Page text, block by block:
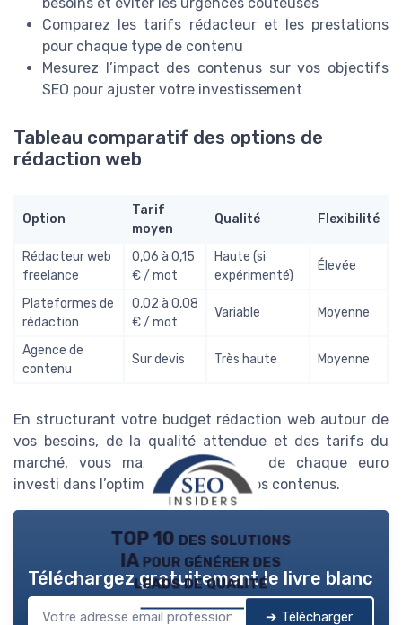
Comparez les tarifs rédacteur et les prestations
pour chaque type de contenu
Mesurez l’impact des contenus sur vos objectifs
SEO pour ajuster votre investissement
Tableau comparatif des options de
rédaction web
Option
Tarif
moyen
Qualité Flexibilité
Rédacteur web
freelance
0,06 à 0,15
€ / mot
Haute (si
expérimenté)
Élevée
Plateformes de
rédaction
0,02 à 0,08
€ / mot
Variable Moyenne
Agence de
contenu
Sur devis Très haute Moyenne
En structurant votre budget rédaction web autour de
vos besoins, de la qualité attendue et des tarifs du
marché, vous maximisez l’impact de chaque euro
investi dans l’optimisation SEO de vos contenus.
TOP 10 des solutions
IA pour générer des
leads de qualité
Téléchargez gratuitement le livre blanc
➔ Télécharger